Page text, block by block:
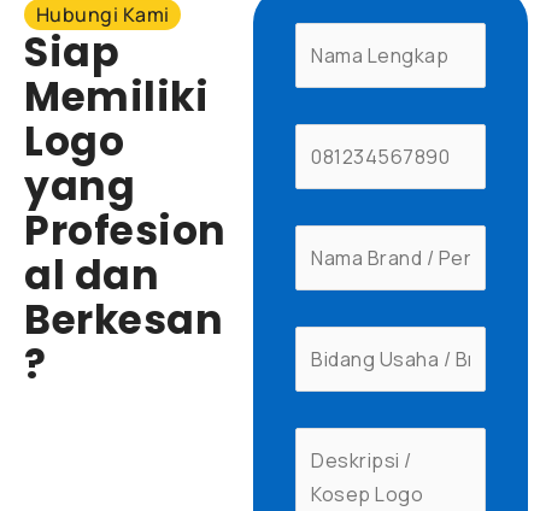
Hubungi Kami
Siap
Memiliki
Logo
yang
Profesion
al dan
Berkesan
?